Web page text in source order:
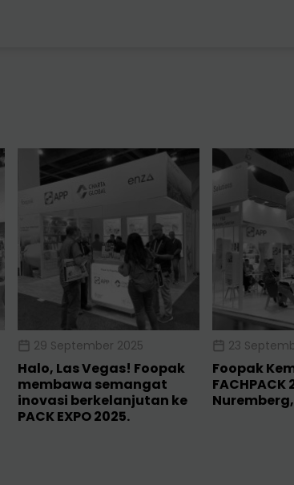
29 September 2025
Halo, Las Vegas! Foopak
membawa semangat
inovasi berkelanjutan ke
PACK EXPO 2025.
23
Foopak
FACHPACK